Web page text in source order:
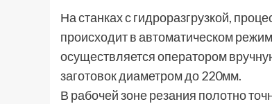
На станках с гидроразгрузкой,
происходит в автоматическом
осуществляется оператором
заготовок диаметром до 220мм.
В рабочей зоне резания полотно